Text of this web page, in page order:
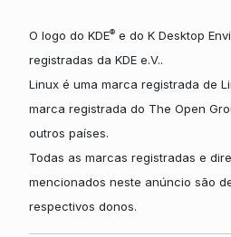
O logo do KDE®e do K Desktop
registradas da KDE e.V..
Linux é uma marca registrada de
marca registrada do The Open
outros países.
Todas as marcas registradas e
mencionados neste anúncio são
respectivos donos.